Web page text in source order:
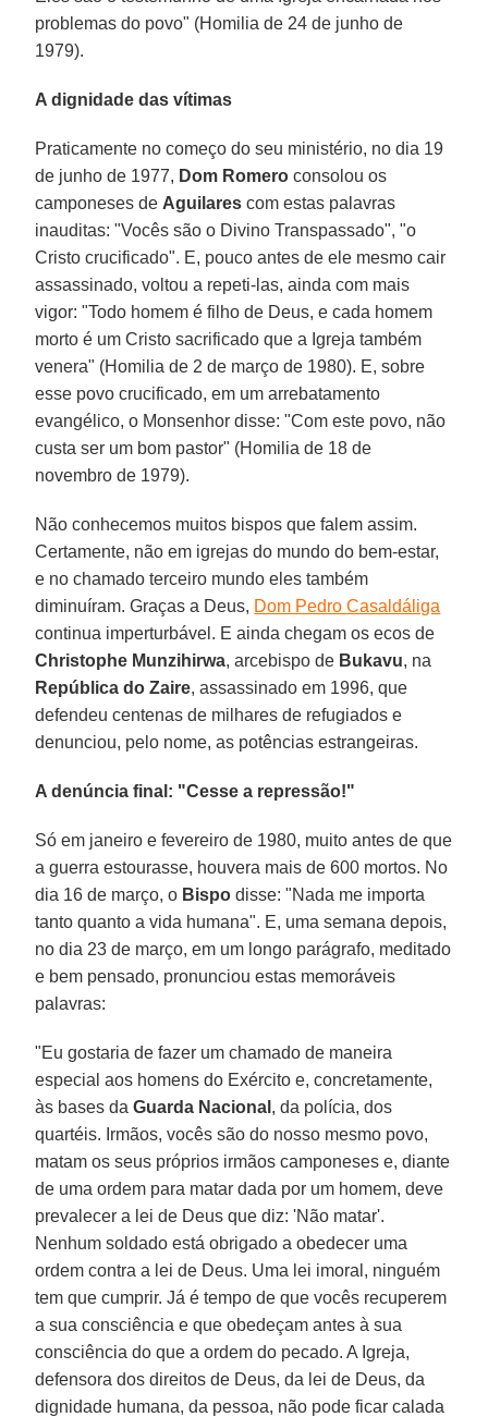
problemas do povo" (Homilia de 24 de junho de
1979).
A dignidade das vítimas
Praticamente no começo do seu ministério, no dia 19
de junho de 1977, Dom Romero consolou os
camponeses de Aguilares com estas palavras
inauditas: "Vocês são o Divino Transpassado", "o
Cristo crucificado". E, pouco antes de ele mesmo cair
assassinado, voltou a repeti-las, ainda com mais
vigor: "Todo homem é filho de Deus, e cada homem
morto é um Cristo sacrificado que a Igreja também
venera" (Homilia de 2 de março de 1980). E, sobre
esse povo crucificado, em um arrebatamento
evangélico, o Monsenhor disse: "Com este povo, não
custa ser um bom pastor" (Homilia de 18 de
novembro de 1979).
Não conhecemos muitos bispos que falem assim.
Certamente, não em igrejas do mundo do bem-estar,
e no chamado terceiro mundo eles também
diminuíram. Graças a Deus, Dom Pedro Casaldáliga
continua imperturbável. E ainda chegam os ecos de
Christophe Munzihirwa, arcebispo de Bukavu, na
República do Zaire, assassinado em 1996, que
defendeu centenas de milhares de refugiados e
denunciou, pelo nome, as potências estrangeiras.
A denúncia final: "Cesse a repressão!"
Só em janeiro e fevereiro de 1980, muito antes de que
a guerra estourasse, houvera mais de 600 mortos. No
dia 16 de março, o Bispodisse: "Nada me importa
tanto quanto a vida humana". E, uma semana depois,
no dia 23 de março, em um longo parágrafo, meditado
e bem pensado, pronunciou estas memoráveis
palavras:
"Eu gostaria de fazer um chamado de maneira
especial aos homens do Exército e, concretamente,
às bases daGuarda Nacional , da polícia, dos
quartéis. Irmãos, vocês são do nosso mesmo povo,
matam os seus próprios irmãos camponeses e, diante
de uma ordem para matar dada por um homem, deve
prevalecer a lei de Deus que diz: 'Não matar'.
Nenhum soldado está obrigado a obedecer uma
ordem contra a lei de Deus. Uma lei imoral, ninguém
tem que cumprir. Já é tempo de que vocês recuperem
a sua consciência e que obedeçam antes à sua
consciência do que a ordem do pecado. A Igreja,
defensora dos direitos de Deus, da lei de Deus, da
dignidade humana, da pessoa, não pode ficar calada